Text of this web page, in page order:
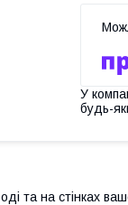
У
будь-
та на стінках